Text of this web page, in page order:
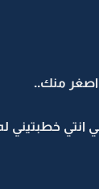
منك..
خطبتيني له